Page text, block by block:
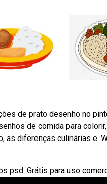
de prato desenho no
de comida para
as diferenças culinárias e.
psd. Grátis para uso